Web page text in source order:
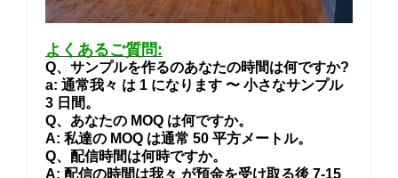
よくあるご質問:
Q、サンプルを作るのあなたの時間は何ですか?
a: 通常我々 は 1 になります 〜 小さなサンプル
3 日間。
Q、あなたの MOQ は何ですか。
A: 私達の MOQ は通常 50 平方メートル。
Q、配信時間は何時ですか。
A: 配信の時間は我々 が預金を受け取る後 7-15